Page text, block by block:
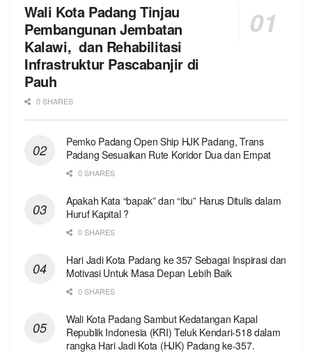
Wali Kota Padang Tinjau
Pembangunan Jembatan
Kalawi, dan Rehabilitasi
Infrastruktur Pascabanjir di
Pauh
0 SHARES
Pemko Padang Open Ship HJK Padang, Trans
Padang Sesuaikan Rute Koridor Dua dan Empat
0 SHARES
Apakah Kata “bapak” dan “ibu” Harus Ditulis dalam
Huruf Kapital ?
0 SHARES
Hari Jadi Kota Padang ke 357 Sebagai Inspirasi dan
Motivasi Untuk Masa Depan Lebih Baik
0 SHARES
Wali Kota Padang Sambut Kedatangan Kapal
Republik Indonesia (KRI) Teluk Kendari-518 dalam
rangka Hari Jadi Kota (HJK) Padang ke-357.